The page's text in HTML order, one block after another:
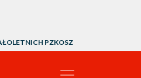
PZKOSZ